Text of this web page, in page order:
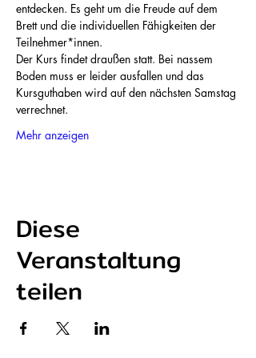
entdecken. Es geht um die Freude auf dem
Brett und die individuellen Fähigkeiten der
Teilnehmer*innen.
Der Kurs findet draußen statt. Bei nassem
Boden muss er leider ausfallen und das
Kursguthaben wird auf den nächsten Samstag
verrechnet.
Mehr anzeigen
Diese
Veranstaltung
teilen